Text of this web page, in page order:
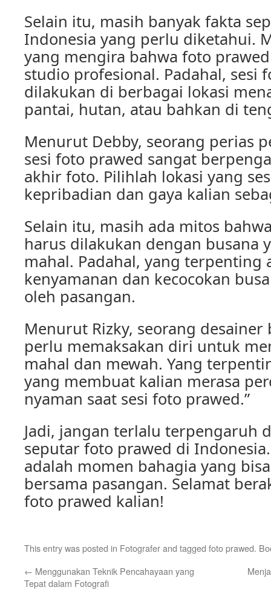
Selain itu, masih banyak fakta
Indonesia yang perlu diketahui.
yang mengira bahwa foto
studio profesional. Padahal, sesi
dilakukan di berbagai lokasi
pantai, hutan, atau bahkan di
Menurut Debby, seorang perias
sesi foto prawed sangat
akhir foto. Pilihlah lokasi yang
kepribadian dan gaya kalian
Selain itu, masih ada mitos
harus dilakukan dengan busana
mahal. Padahal, yang terpenting
kenyamanan dan kecocokan
oleh pasangan.
Menurut Rizky, seorang desainer
perlu memaksakan diri untuk
mahal dan mewah. Yang
yang membuat kalian merasa
nyaman saat sesi foto prawed.”
Jadi, jangan terlalu terpengaruh
seputar foto prawed di
adalah momen bahagia yang
bersama pasangan. Selamat
foto prawed kalian!
This entry was posted in Fotograferand tagged foto prawed.
← Menggunakan Teknik Pencahayaan yang
Tepat dalam Fotografi